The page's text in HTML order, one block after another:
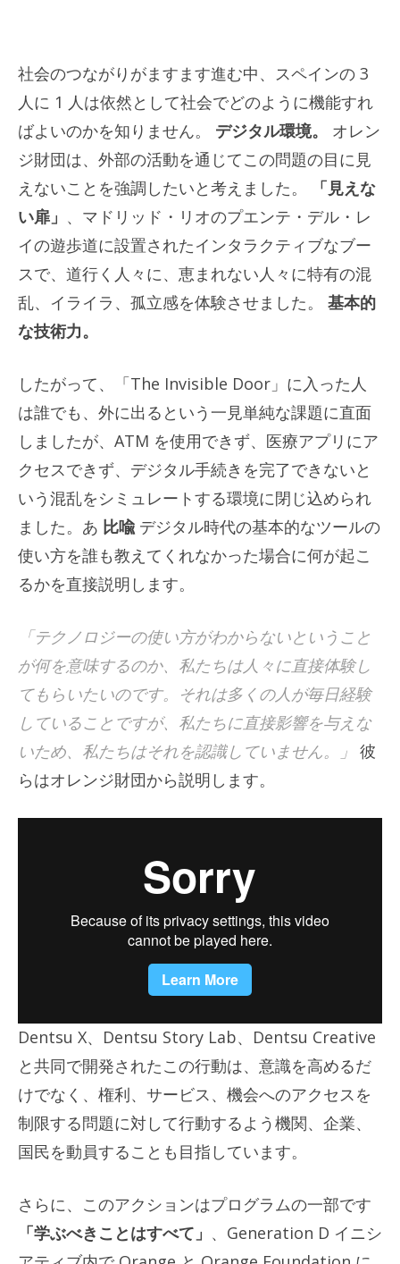
社会のつながりがますます進む中、スペインの 3
人に 1 人は依然として社会でどのように機能すれ
ばよいのかを知りません。 デジタル環境。
オレン
ジ財団は、外部の活動を通じてこの問題の目に見
えないことを強調したいと考えました。
「見えな
い扉」 、マドリッド・リオのプエンテ・デル・レ
イの遊歩道に設置されたインタラクティブなブー
スで、道行く人々に、恵まれない人々に特有の混
乱、イライラ、孤立感を体験させました。 基本的
な技術力。
したがって、「The Invisible Door」に入った人
は誰でも、外に出るという一見単純な課題に直面
しましたが、ATM を使用できず、医療アプリにア
クセスできず、デジタル手続きを完了できないと
いう混乱をシミュレートする環境に閉じ込められ
ました。あ 比喩 デジタル時代の基本的なツールの
使い方を誰も教えてくれなかった場合に何が起こ
るかを直接説明します。
「テクノロジーの使い方がわからないということ
が何を意味するのか、私たちは人々に直接体験し
てもらいたいのです。それは多くの人が毎日経験
していることですが、私たちに直接影響を与えな
いため、私たちはそれを認識していません。」 彼
らはオレンジ財団から説明します。
Dentsu X、Dentsu Story Lab、Dentsu Creative
と共同で開発されたこの行動は、意識を高めるだ
けでなく、権利、サービス、機会へのアクセスを
制限する問題に対して行動するよう機関、企業、
国民を動員することも目指しています。
さらに、このアクションはプログラムの一部です
「学ぶべきことはすべて」 、Generation D イニシ